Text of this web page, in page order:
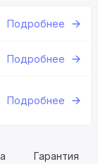
Подробнее
Подробнее
Подробнее
Гарантия